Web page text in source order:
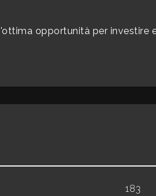
opportunità per
183